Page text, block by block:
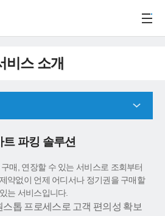
비스 소개
트 파킹 솔루션
매, 연장할 수 있는 서비스로 조회부터
약없이 언제 어디서나 정기권을 구매할
는 서비스입니다.
톱 프로세스로 고객 편의성 확보